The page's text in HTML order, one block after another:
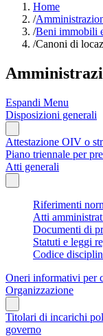
Home
/
/Beni immobili
/Canoni di
Espandi Menu
Disposizioni generali
Attestazione OIV o
Piano triennale per
Atti generali
Riferimenti
Atti
Documenti di
Statuti e leggi
Codice
Oneri informativi per
Organizzazione
Titolari di incarichi
governo